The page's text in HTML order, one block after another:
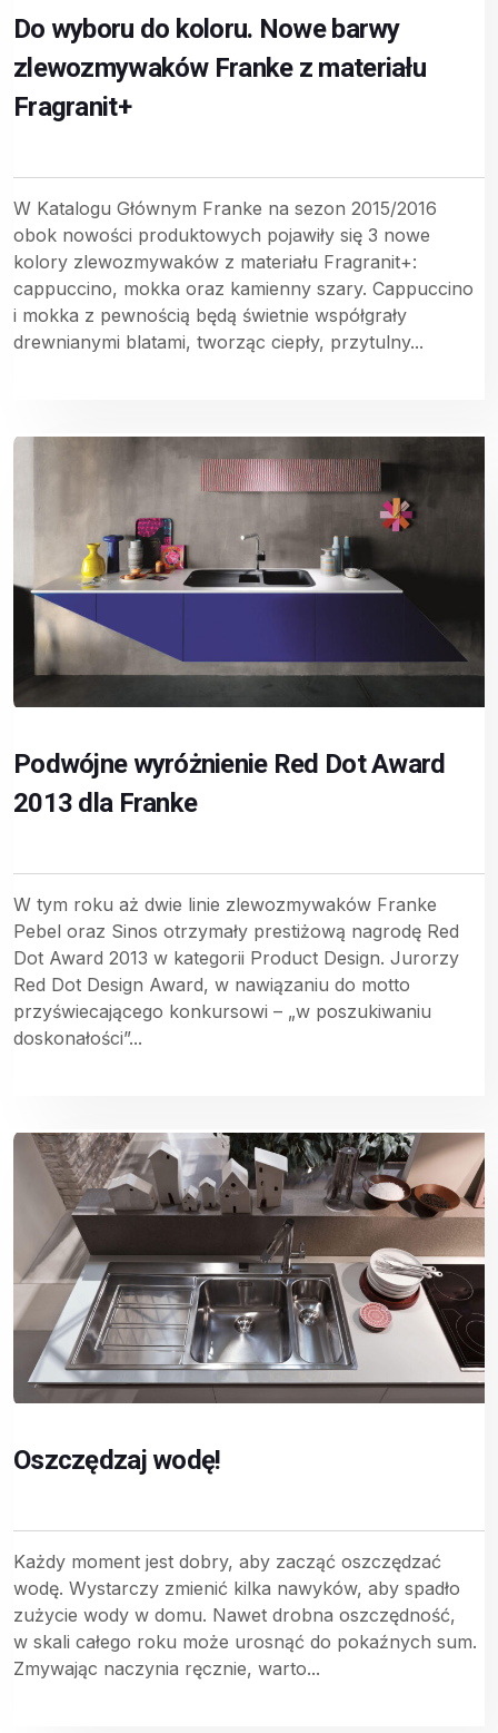
Do wyboru do koloru. Nowe barwy
zlewozmywaków Franke z materiału
Fragranit+
W Katalogu Głównym Franke na sezon 2015/2016
obok nowości produktowych pojawiły się 3 nowe
kolory zlewozmywaków z materiału Fragranit+:
cappuccino, mokka oraz kamienny szary. Cappuccino
i mokka z pewnością będą świetnie współgrały
drewnianymi blatami, tworząc ciepły, przytulny...
Podwójne wyróżnienie Red Dot Award
2013 dla Franke
W tym roku aż dwie linie zlewozmywaków Franke
Pebel oraz Sinos otrzymały prestiżową nagrodę Red
Dot Award 2013 w kategorii Product Design. Jurorzy
Red Dot Design Award, w nawiązaniu do motto
przyświecającego konkursowi – „w poszukiwaniu
doskonałości”...
Oszczędzaj wodę!
Każdy moment jest dobry, aby zacząć oszczędzać
wodę. Wystarczy zmienić kilka nawyków, aby spadło
zużycie wody w domu. Nawet drobna oszczędność,
w skali całego roku może urosnąć do pokaźnych sum.
Zmywając naczynia ręcznie, warto...